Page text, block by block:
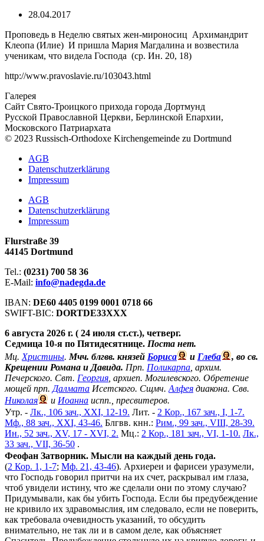
28.04.2017
Проповедь в Неделю святых жен-мироносиц Архимандрит
Клеопа (Илие) И пришла Мария Магдалина и возвестила
ученикам, что видела Господа (ср. Ин. 20, 18)
http://www.pravoslavie.ru/103043.html
Галерея
Сайт Свято-Троицкого прихода города Дортмунд
Русской Православной Церкви, Берлинской Епархии,
Московского Патриархата
© 2023 Russisch-Orthodoxe Kirchengemeinde zu Dortmund
АGB
Datenschutzerklärung
Impressum
АGB
Datenschutzerklärung
Impressum
Flurstraße 39
44145 Dortmund
Tel.: (0231) 700 58 36
E-Mail: info@nadegda.de
IBAN: DE60 4405 0199 0001 0718 66
SWIFT-BIC: DORTDE33XXX
6 августа 2026 г. ( 24 июля ст.ст.), четверг.
Седмица 10-я по Пятидесятнице. Поста нет.
Мц. Христины. Мчч. блгвв. князей Бориса и Глеба
, во св.
Крещении Романа и Давида. Прп. Поликарпа , архим.
Печерского. Свт. Георгия , архиеп. Могилевского. Обретение
мощей прп. Далмата Исетского. Сщмч. Алфея диакона. Свв.
Николая
и Иоанна испп., пресвитеров.
Утр. - Лк., 106 зач., XXI, 12-19. Лит. - 2 Кор., 167 зач., I, 1-7.
Мф., 88 зач., XXI, 43-46. Блгвв. кнн.: Рим., 99 зач., VIII, 28-39.
Ин., 52 зач., XV, 17 - XVI, 2. Мц.: 2 Кор., 181 зач., VI, 1-10. Лк.,
33 зач., VII, 36-50 .
Феофан Затворник. Мысли на каждый день года.
(2 Кор. 1, 1-7; Мф. 21, 43-46). Архиереи и фарисеи уразумели,
что Господь говорил притчи на их счет, раскрывал им глаза,
чтоб увидели истину, что же сделали они по этому случаю?
Придумывали, как бы убить Господа. Если бы предубеждение
не кривило их здравомыслия, им следовало, если не поверить,
как требовала очевидность указаний, то обсудить
внимательно, не так ли и в самом деле, как объясняет